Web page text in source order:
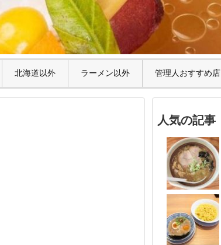
北海道以外 ラーメン以外 管理人おすすめ店
人気の記事